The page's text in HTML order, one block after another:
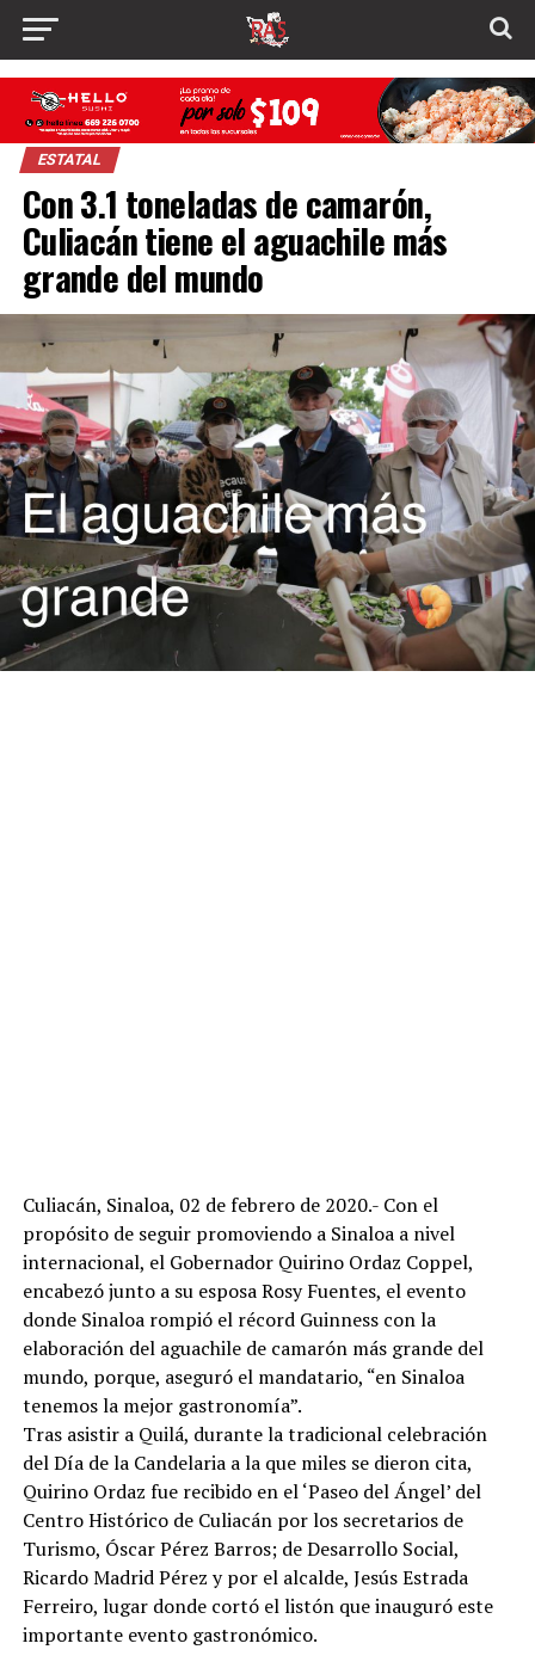
ESTATAL
Con 3.1 toneladas de camarón,
Culiacán tiene el aguachile más
grande del mundo
Culiacán, Sinaloa, 02 de febrero de 2020.- Con el
propósito de seguir promoviendo a Sinaloa a nivel
internacional, el Gobernador Quirino Ordaz Coppel,
encabezó junto a su esposa Rosy Fuentes, el evento
donde Sinaloa rompió el récord Guinness con la
elaboración del aguachile de camarón más grande del
mundo, porque, aseguró el mandatario, “en Sinaloa
tenemos la mejor gastronomía”.
Tras asistir a Quilá, durante la tradicional celebración
del Día de la Candelaria a la que miles se dieron cita,
Quirino Ordaz fue recibido en el ‘Paseo del Ángel’ del
Centro Histórico de Culiacán por los secretarios de
Turismo, Óscar Pérez Barros; de Desarrollo Social,
Ricardo Madrid Pérez y por el alcalde, Jesús Estrada
Ferreiro, lugar donde cortó el listón que inauguró este
importante evento gastronómico.